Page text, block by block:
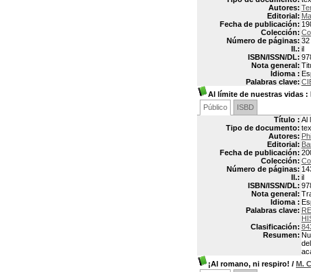
Autores:
Editorial:
Fecha de publicación:
Colección:
Número de páginas: 32
Il.: il
ISBN/ISSN/DL:
Nota general:
Idioma :
Palabras clave:
Al límite de nuestras vidas :
Público
ISBD
Título : Al
Tipo de documento:
Autores:
Editorial:
Fecha de publicación:
Colección:
Número de páginas:
Il.: il
ISBN/ISSN/DL:
Nota general:
Idioma :
Palabras clave:
Clasificación:
Resumen:
¡Al romano, ni respiro! / M.